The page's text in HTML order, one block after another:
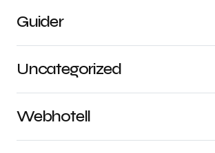
Guider
Uncategorized
Webhotell